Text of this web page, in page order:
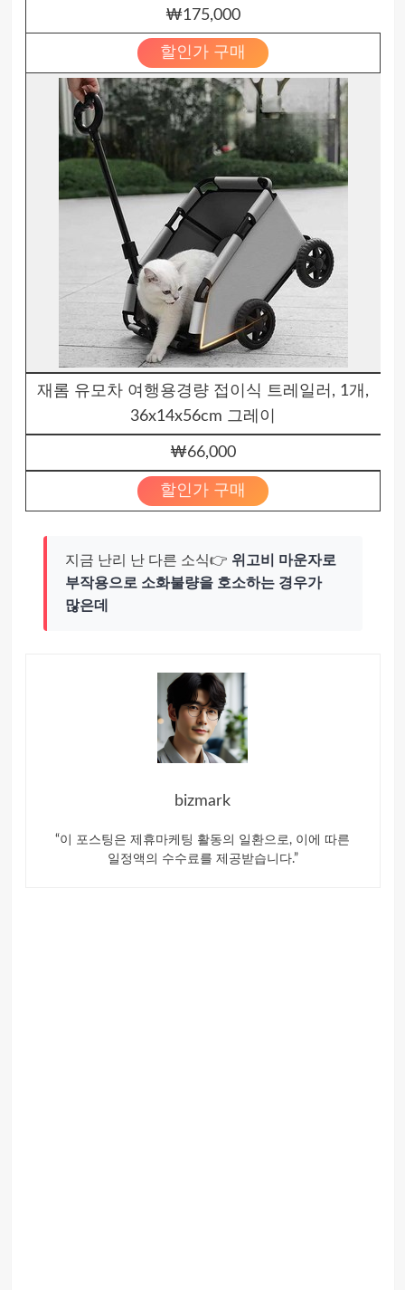
₩175,000
할인가 구매
재롬 유모차 여행용경량 접이식 트레일러, 1개,
36x14x56cm 그레이
₩66,000
할인가 구매
지금 난리 난 다른 소식👉 위고비 마운자로
부작용으로 소화불량을 호소하는 경우가
많은데
bizmark
“이 포스팅은 제휴마케팅 활동의 일환으로, 이에 따른
일정액의 수수료를 제공받습니다.”